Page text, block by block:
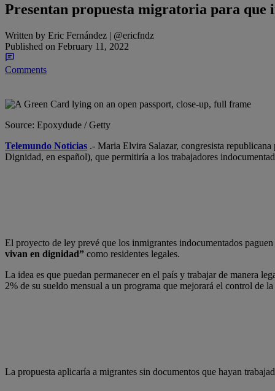
Presentan propuesta migratoria para que
Written by Eric Fernández | @ericfndz
Published on February 11, 2022
Comments
Source: Epoxydude / Getty
Telemundo Noticias .- Maria Elvira Salazar, congresista
Dignidad, en español), que permitiría a los trabajadores
El proyecto de ley prevé que los inmigrantes indocumentados
vivan en dignidad” como residentes legales.
La idea es que puedan permanecer en el país y trabajar de manera
2% de su sueldo mensual a un programa que mejorará el control de
La propuesta aplicaría a migrantes sin documentos que hayan